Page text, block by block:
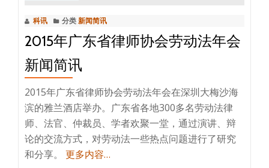
科讯 分类新闻简讯
2015年广东省律师协会劳动法年会
新闻简讯
2015年广东省律师协会劳动法年会在深圳大梅沙海
滨的雅兰酒店举办。广东省各地300多名劳动法律
师、法官、仲裁员、学者欢聚一堂，通过演讲、辩
论的交流方式，对劳动法一些热点问题进行了研究
和分享。 更多内容…